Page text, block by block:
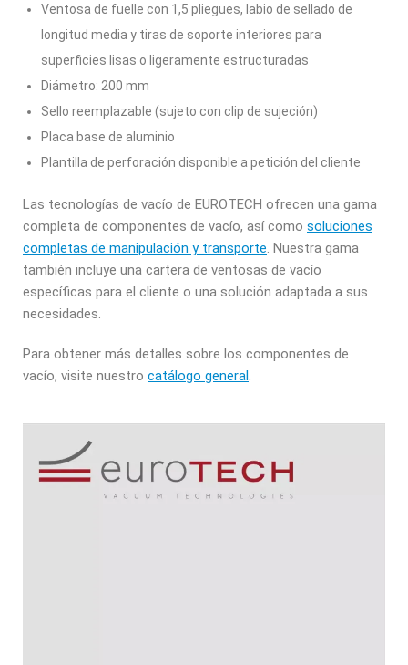
Ventosa de fuelle con 1,5 pliegues, labio de sellado de
longitud media y tiras de soporte interiores para
superficies lisas o ligeramente estructuradas
Diámetro: 200 mm
Sello reemplazable (sujeto con clip de sujeción)
Placa base de aluminio
Plantilla de perforación disponible a petición del cliente
Las tecnologías de vacío de EUROTECH ofrecen una gama
completa de componentes de vacío, así como soluciones
completas de manipulación y transporte. Nuestra gama
también incluye una cartera de ventosas de vacío
específicas para el cliente o una solución adaptada a sus
necesidades.
Para obtener más detalles sobre los componentes de
vacío, visite nuestro catálogo general.